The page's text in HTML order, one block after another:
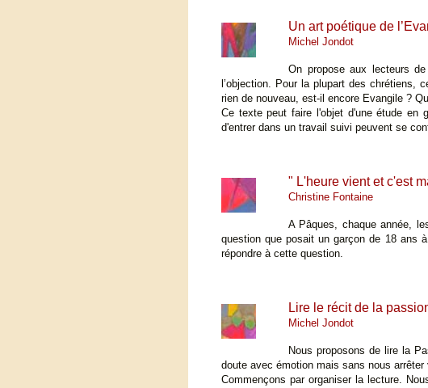
Un art poétique de
Michel Jondot
On propose aux lecteurs
l’objection. Pour la plupart des chrétiens,
rien de nouveau, est-il encore Evangile ?
Ce texte peut faire l'objet d'une étude en
d'entrer dans un travail suivi peuvent se
" L'heure vient et c'est
Christine Fontaine
A Pâques, chaque année,
question que posait un garçon de 18 ans
répondre à cette question.
Lire le récit de la
Michel Jondot
Nous proposons de lire la
doute avec émotion mais sans nous
Commençons par organiser la lecture.